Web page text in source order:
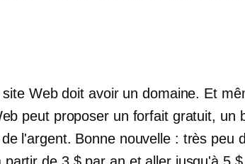
Web doit avoir un domaine. Et
peut proposer un forfait gratuit, un
l'argent. Bonne nouvelle : très peu